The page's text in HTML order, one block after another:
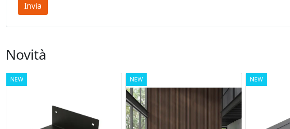
Invia
Novità
NEW NEW NEW